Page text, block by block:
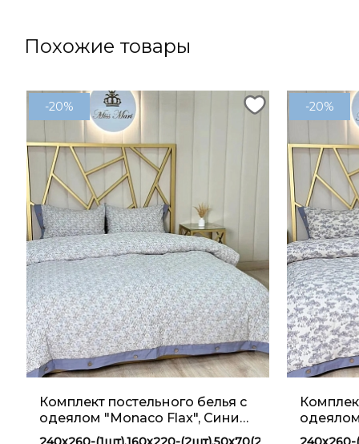
Похожие товары
-20%
Комплект постельного белья с
одеялом "Monaco Flax", Синий
YM 13
-20%
YM 12